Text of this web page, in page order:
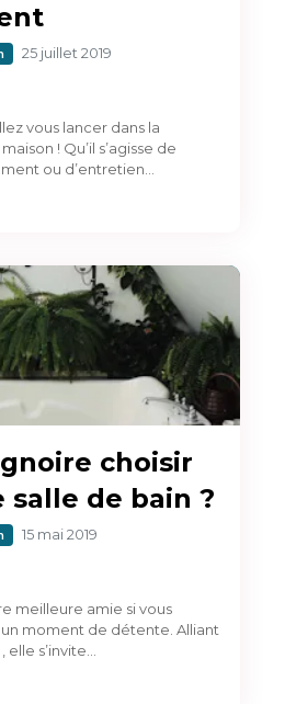
25 juillet 2019
vous lancer dans la
! Qu’il s’agisse de
ou d’entretien…
choisir
salle de bain ?
15 mai 2019
meilleure amie si vous
moment de détente. Alliant
s’invite…